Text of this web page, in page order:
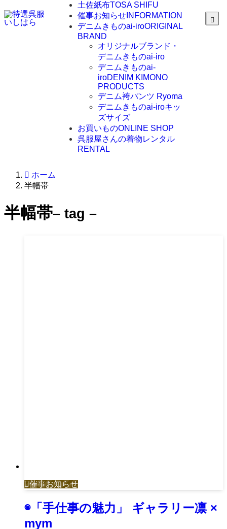
土佐紙布TOSA SHIFU
催事お知らせINFORMATION
デニムきものai-iroORIGINAL
BRAND
オリジナルブランド・
デニムきものai-iro
デニムきものai-
iroDENIM KIMONO
PRODUCTS
デニム袴パンツ Ryoma
デニムきものai-iroキッ
ズサイズ
お買いものONLINE SHOP
呉服屋さんの着物レンタル
RENTAL
ホーム
半幅帯
半幅帯– tag –
催事お知らせ
◉「手仕事の魅力」 ギャラリー凛 ×
mym